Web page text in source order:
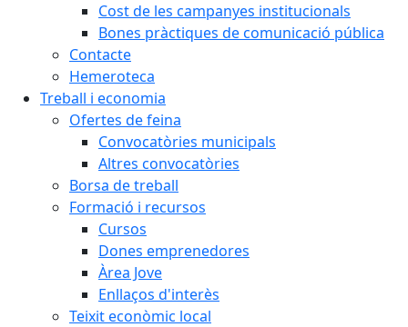
Cost de les campanyes institucionals
Bones pràctiques de comunicació pública
Contacte
Hemeroteca
Treball i economia
Ofertes de feina
Convocatòries municipals
Altres convocatòries
Borsa de treball
Formació i recursos
Cursos
Dones emprenedores
Àrea Jove
Enllaços d'interès
Teixit econòmic local